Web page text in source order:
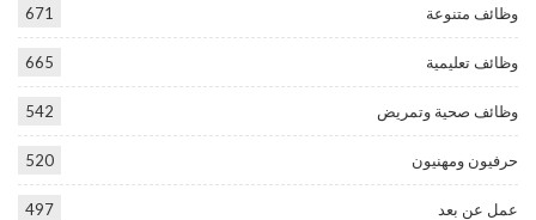
وظائف متنوعة 671
وظائف تعليمية 665
وظائف صحية وتمريض 542
حرفيون ومهنيون 520
عمل عن بعد 497